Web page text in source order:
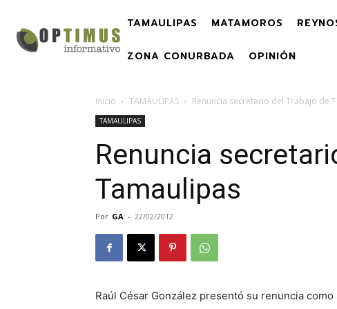
TAMAULIPAS MATAMOROS
ZONA CONURBADA OPINIÓN
Inicio TAMAULIPAS Renuncia secretario del Trabajo de
TAMAULIPAS
Renuncia
Tamaulipas
Por GA - 22/02/2012
Raúl César González presentó su renuncia